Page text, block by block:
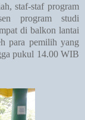
staf-staf program
program studi
di balkon lantai
para pemilih yang
pukul 14.00 WIB